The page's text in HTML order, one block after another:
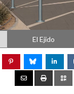
El Ejido